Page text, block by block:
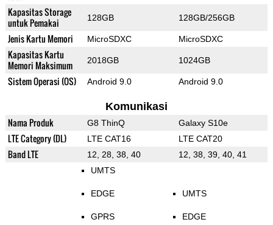
Kapasitas Storage
untuk Pemakai
128GB 128GB/256GB
Jenis Kartu Memori MicroSDXC MicroSDXC
Kapasitas Kartu
Memori Maksimum
2018GB 1024GB
Sistem Operasi (OS) Android 9.0 Android 9.0
Komunikasi
Nama Produk G8 ThinQ Galaxy S10e
LTE Category (DL) LTE CAT16 LTE CAT20
Band LTE 12, 28, 38, 40 12, 38, 39, 40, 41
UMTS
EDGE
GPRS
UMTS
EDGE